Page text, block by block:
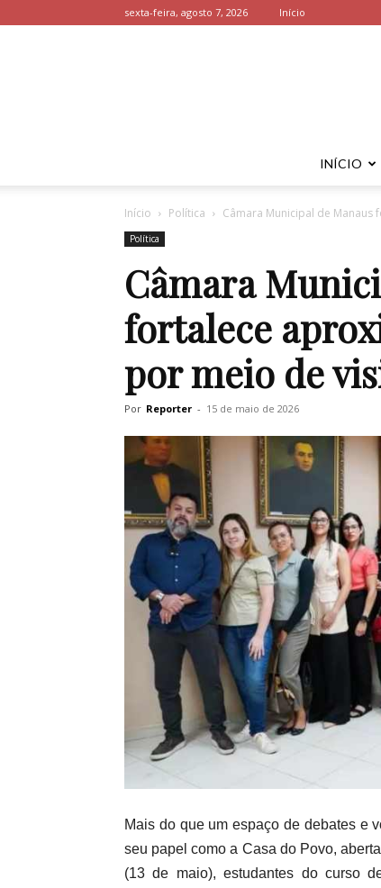
sexta-feira, agosto 7, 2026 Início
INÍCIO
Início Política Câmara Municipal de
Política
Câmara
fortalece
por meio de
Por Reporter - 15 de maio de 2026
Mais do que um espaço de debates e
seu papel como a Casa do Povo,
(13 de maio), estudantes do curso